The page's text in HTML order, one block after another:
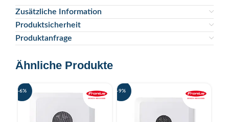
Zusätzliche Information
Produktsicherheit
Produktanfrage
Ähnliche Produkte
-6% -9%